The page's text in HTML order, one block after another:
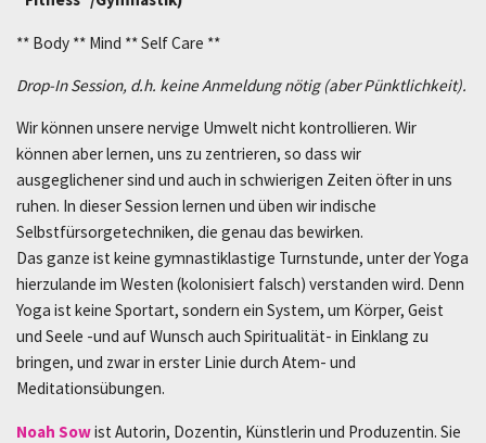
** Body ** Mind ** Self Care **
Drop-In Session, d.h. keine Anmeldung nötig (aber Pünktlichkeit).
Wir können unsere nervige Umwelt nicht kontrollieren. Wir
können aber lernen, uns zu zentrieren, so dass wir
ausgeglichener sind und auch in schwierigen Zeiten öfter in uns
ruhen. In dieser Session lernen und üben wir indische
Selbstfürsorgetechniken, die genau das bewirken.
Das ganze ist keine gymnastiklastige Turnstunde, unter der Yoga
hierzulande im Westen (kolonisiert falsch) verstanden wird. Denn
Yoga ist keine Sportart, sondern ein System, um Körper, Geist
und Seele -und auf Wunsch auch Spiritualität- in Einklang zu
bringen, und zwar in erster Linie durch Atem- und
Meditationsübungen.
Noah Sowist Autorin, Dozentin, Künstlerin und Produzentin. Sie